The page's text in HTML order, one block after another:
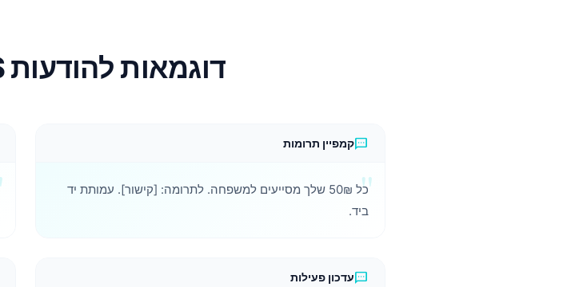
דוגמאות להודעות SMS לעמותות
smsקמפיין תרומות
כל 50₪ שלך מסייעים למשפחה. לתרומה: [קישור]. עמותת יד
ביד.
smsעדכון פעילות